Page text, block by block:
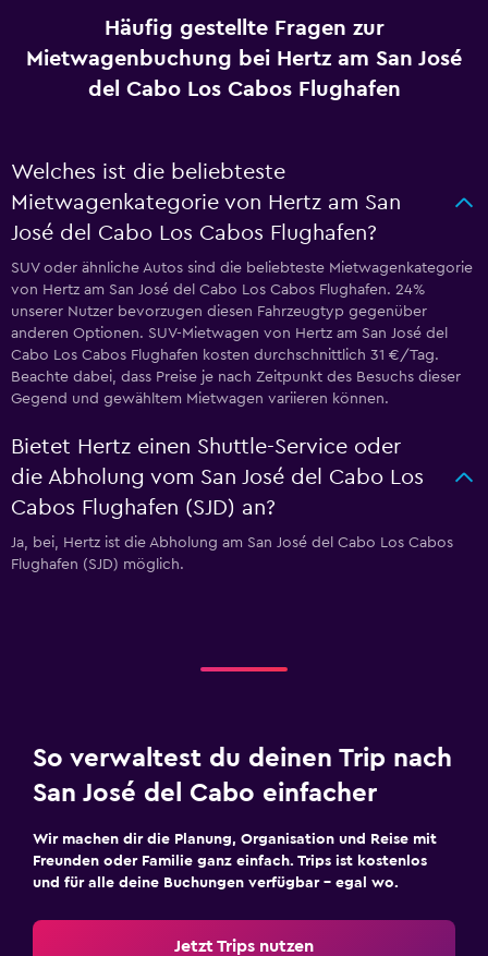
Häufig gestellte Fragen zur
Mietwagenbuchung bei Hertz am San José
del Cabo Los Cabos Flughafen
Welches ist die beliebteste
Mietwagenkategorie von Hertz am San
José del Cabo Los Cabos Flughafen?
SUV oder ähnliche Autos sind die beliebteste Mietwagenkategorie
von Hertz am San José del Cabo Los Cabos Flughafen. 24%
unserer Nutzer bevorzugen diesen Fahrzeugtyp gegenüber
anderen Optionen. SUV-Mietwagen von Hertz am San José del
Cabo Los Cabos Flughafen kosten durchschnittlich 31 €/Tag.
Beachte dabei, dass Preise je nach Zeitpunkt des Besuchs dieser
Gegend und gewähltem Mietwagen variieren können.
Bietet Hertz einen Shuttle-Service oder
die Abholung vom San José del Cabo Los
Cabos Flughafen (SJD) an?
Ja, bei, Hertz ist die Abholung am San José del Cabo Los Cabos
Flughafen (SJD) möglich.
So verwaltest du deinen Trip nach
San José del Cabo einfacher
Wir machen dir die Planung, Organisation und Reise mit
Freunden oder Familie ganz einfach. Trips ist kostenlos
und für alle deine Buchungen verfügbar – egal wo.
Jetzt Trips nutzen